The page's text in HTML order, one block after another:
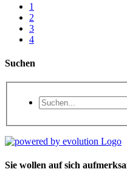
1
2
3
4
Suchen
Sie wollen auf sich